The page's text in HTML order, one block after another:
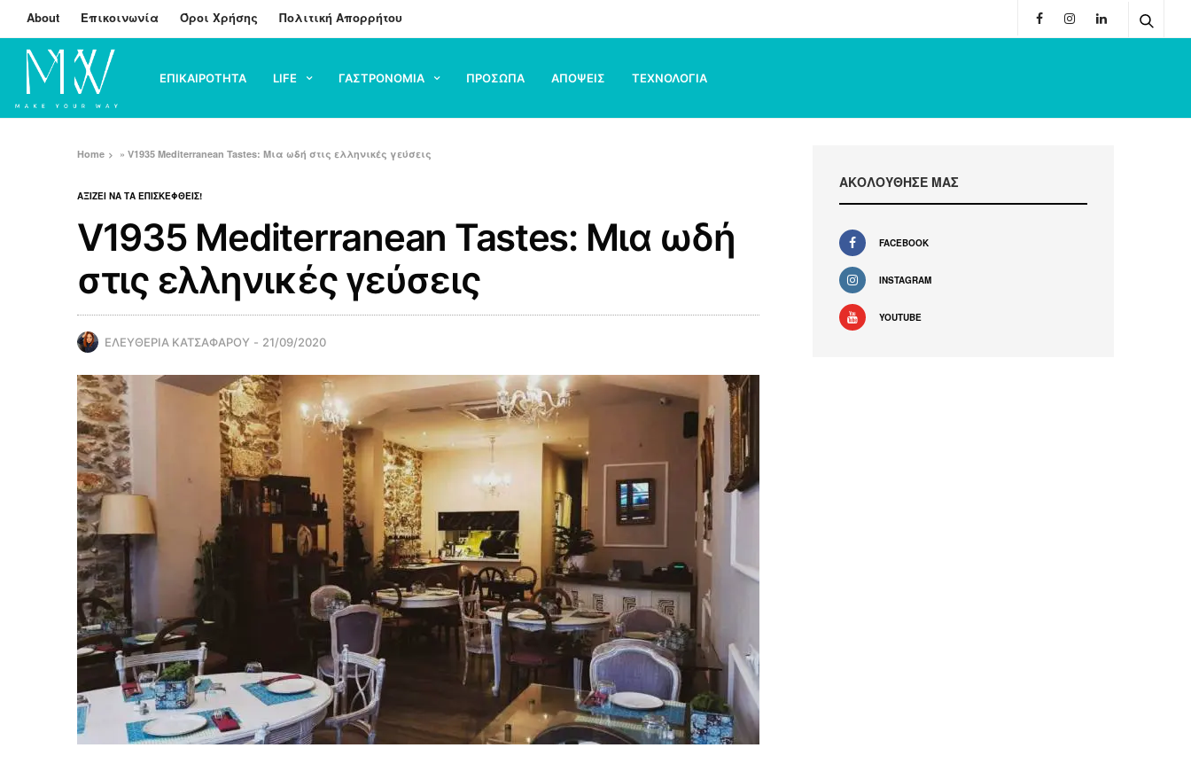
About Επικοινωνία Όροι Χρήσης Πολιτική Απορρήτου
ΕΠΙΚΑΙΡΟΤΗΤΑ LIFE ΓΑΣΤΡΟΝΟΜΙΑ ΠΡΟΣΩΠΑ ΑΠΟΨΕΙΣ ΤΕΧΝΟΛΟΓΙΑ
Home »V1935 Mediterranean Tastes: Μια ωδή στις ελληνικές γεύσεις
ΑΞΙΖΕΙ ΝΑ ΤΑ ΕΠΙΣΚΕΦΘΕΙΣ!
V1935 Mediterranean Tastes: Μια ωδή
στις ελληνικές γεύσεις
ΕΛΕΥΘΕΡΙΑ ΚΑΤΣΑΦΑΡΟΥ 21/09/2020
ΑΚΟΛΟΥΘΗΣΕ ΜΑΣ
FACEBOOK
INSTAGRAM
YOUTUBE